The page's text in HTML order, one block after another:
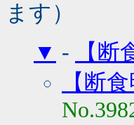
ます）
▼ - 【断
【断